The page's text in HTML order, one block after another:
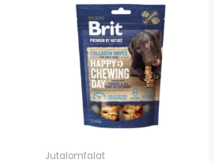
Jutalomfalat